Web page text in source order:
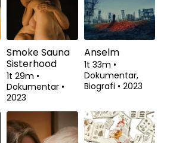
Smoke Sauna
Sisterhood
1t 29m •
Dokumentar •
2023
Anselm
1t 33m •
Dokumentar,
Biografi • 2023